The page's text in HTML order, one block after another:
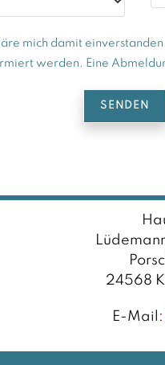
mich damit einverstanden.
werden. Eine
24568
E-Mail: